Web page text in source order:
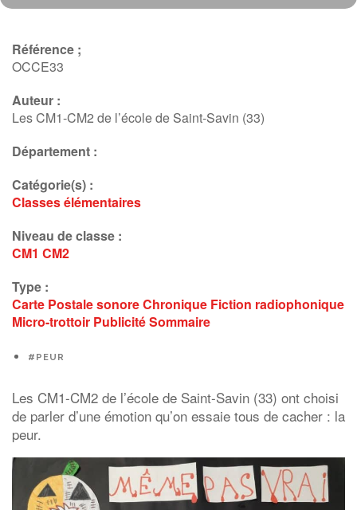
Référence ;
OCCE33
Auteur :
Les CM1-CM2 de l’école de Saint-Savin (33)
Département :
Catégorie(s) :
Classes élémentaires
Niveau de classe :
CM1 CM2
Type :
Carte Postale sonoreChronique Fiction radiophonique
Micro-trottoir PublicitéSommaire
#PEUR
Les CM1-CM2 de l’école de Saint-Savin (33) ont choisi
de parler d’une émotion qu’on essaie tous de cacher : la
peur.